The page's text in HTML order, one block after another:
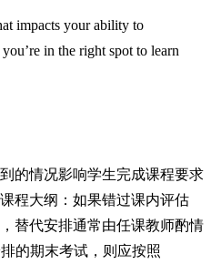
impacts your ability to
in the right spot to learn
的情况影响学生完成课程要求
程大纲：如果错过课内评估
替代安排通常由任课教师酌情
的期末考试，则应按照